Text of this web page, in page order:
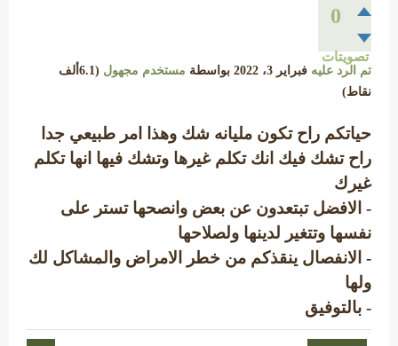
0
تصويتات
تم الرد عليه فبراير 3، 2022 بواسطة مستخدم مجهول (6.1ألف
نقاط)
حياتكم راح تكون مليانه شك وهذا امر طبيعي جدا
راح تشك فيك انك تكلم غيرها وتشك فيها انها تكلم
غيرك
- الافضل تبتعدون عن بعض وانصحها تستر على
نفسها وتتغير لدينها ولصلاحها
- الانفصال ينقذكم من خطر الامراض والمشاكل لك
ولها
- بالتوفيق